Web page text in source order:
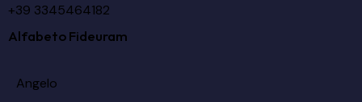
+39 3345464182
Alfabeto Fideuram
Angelo